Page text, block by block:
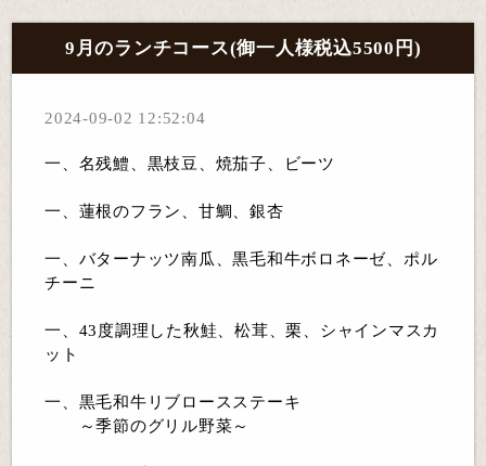
9月のランチコース(御一人様税込5500円)
2024-09-02 12:52:04
一、名残鱧、黒枝豆、焼茄子、ビーツ
一、蓮根のフラン、甘鯛、銀杏
一、バターナッツ南瓜、黒毛和牛ボロネーゼ、ポル
チーニ
一、43度調理した秋鮭、松茸、栗、シャインマスカ
ット
一、黒毛和牛リブロースステーキ
～季節のグリル野菜～